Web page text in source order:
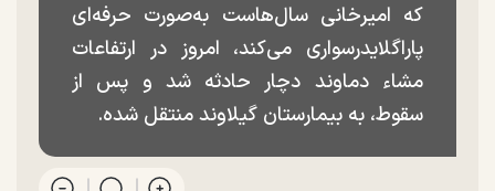
که امیرخانی سال‌هاست به‌صورت حرفه‌ای
پاراگلایدرسواری می‌کند، امروز در ارتفاعات
مشاء دماوند دچار حادثه شد و پس از
سقوط، به بیمارستان گیلاوند منتقل شده.